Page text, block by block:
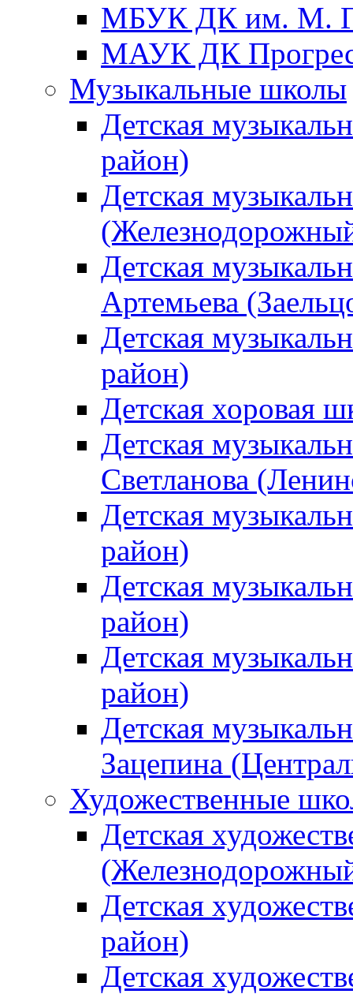
МБУК ДК им. М.
МАУК ДК
Музыкальные школы
Детская
район)
Детская
Детская
Артемьева
Детская
район)
Детская хоровая
Детская
Светланова
Детская
район)
Детская
район)
Детская
район)
Детская
Зацепина
Художественные
Детская
Детская
район)
Детская